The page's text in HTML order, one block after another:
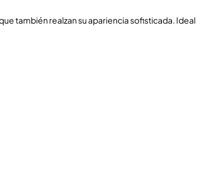
también realzan su apariencia sofisticada. Ideal